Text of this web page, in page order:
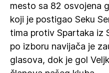
mesto sa 82 osvojena
koji je postigao Seku
tima protiv Spartaka iz
po izboru navijača je
glasova, dok je gol